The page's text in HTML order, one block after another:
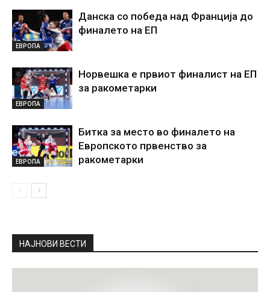
ЕВРОПА
Данска со победа над Франција до
финалето на ЕП
ЕВРОПА
Норвешка е првиот финалист на ЕП
за ракометарки
ЕВРОПА
Битка за место во финалето на
Европското првенство за
ракометарки
НАЈНОВИ ВЕСТИ